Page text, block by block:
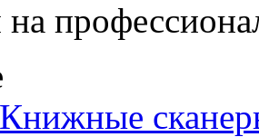
на
Книжные